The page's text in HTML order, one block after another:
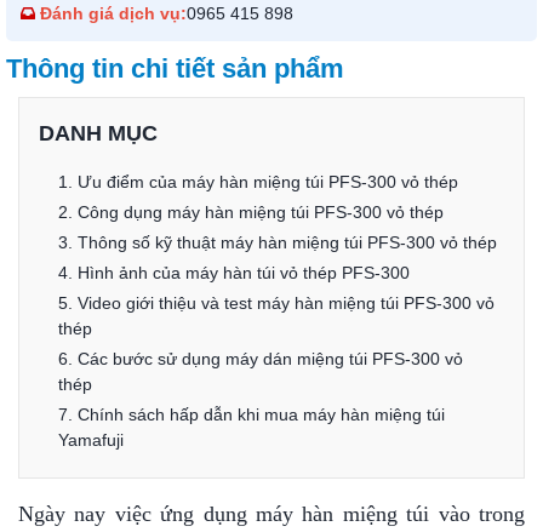
Đánh giá dịch vụ:0965 415 898
Thông tin chi tiết sản phẩm
DANH MỤC
1. Ưu điểm của máy hàn miệng túi PFS-300 vỏ thép
2. Công dụng máy hàn miệng túi PFS-300 vỏ thép
3. Thông số kỹ thuật máy hàn miệng túi PFS-300 vỏ thép
4. Hình ảnh của máy hàn túi vỏ thép PFS-300
5. Video giới thiệu và test máy hàn miệng túi PFS-300 vỏ
thép
6. Các bước sử dụng máy dán miệng túi PFS-300 vỏ
thép
7. Chính sách hấp dẫn khi mua máy hàn miệng túi
Yamafuji
Ngày nay việc ứng dụng máy hàn miệng túi vào trong